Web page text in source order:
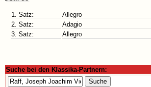
1. Satz:
Allegro
2. Satz:
Adagio
3. Satz:
Allegro
Suche bei den Klassika-Partnern: